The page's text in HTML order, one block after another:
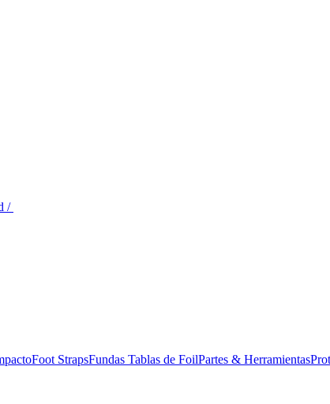
/
Foot StrapsFundas Tablas de FoilPartes & Herramientas